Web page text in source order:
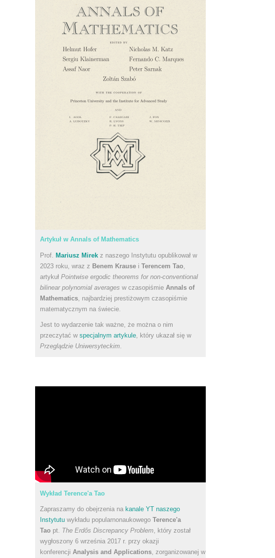
Artykuł w Annals of Mathematics
Prof. Mariusz Mirek z naszego Instytutu opublikował w
2023 roku, wraz z Benem Krause i Terencem Tao
artykuł Pointwise ergodic theorems for non-conventional
bilinear polynomial averages w czasopiśmie Annals of
Mathematics , najbardziej prestiżowym czasopiśmie
matematycznym na świecie.
Jest to wydarzenie tak ważne, że można o nim
przeczytać w specjalnym artykule, który ukazał się w
Przeglądzie Uniwersyteckim.
Wykład Terence'a Tao
Zapraszamy do obejrzenia na kanale YT naszego
Instytutu wykładu popularnonaukowego Terence'a
Tao pt. The Erdős Discrepancy Problem , który został
wygłoszony 6 września 2017 r. przy okazji
konferencji Analysis and Applications , zorganizowanej w